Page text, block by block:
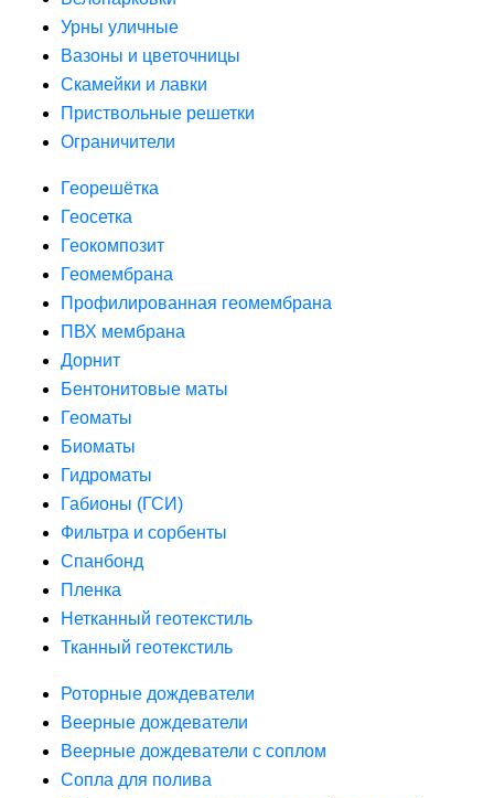
Урны уличные
Вазоны и цветочницы
Скамейки и лавки
Приствольные решетки
Ограничители
Георешётка
Геосетка
Геокомпозит
Геомембрана
Профилированная геомембрана
ПВХ мембрана
Дорнит
Бентонитовые маты
Геоматы
Биоматы
Гидроматы
Габионы (ГСИ)
Фильтра и сорбенты
Спанбонд
Пленка
Нетканный геотекстиль
Тканный геотекстиль
Роторные дождеватели
Веерные дождеватели
Веерные дождеватели с соплом
Сопла для полива